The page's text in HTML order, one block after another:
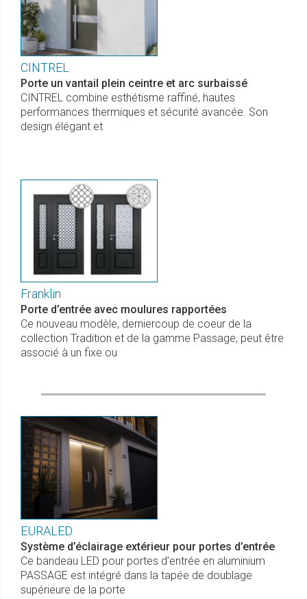
CINTREL
Porte un vantail plein ceintre et arc surbaissé
CINTREL combine esthétisme raffiné, hautes
performances thermiques et sécurité avancée. Son
design élégant et
Franklin
Porte d’entrée avec moulures rapportées
Ce nouveau modèle, derniercoup de coeur de la
collection Tradition et de la gamme Passage, peut être
associé à un fixe ou
EURALED
Système d’éclairage extérieur pour portes d’entrée
Ce bandeau LED pour portes d’entrée en aluminium
PASSAGE est intégré dans la tapée de doublage
supérieure de la porte